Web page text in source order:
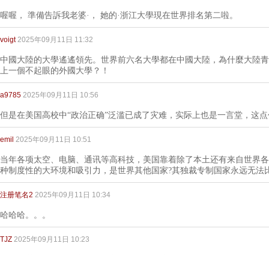
喔喔， 準備告訴我老婆·， 她的·浙江大學現在世界排名第二啦。
voigt 2025年09月11日 11:32
中國大陸的大學遙遙領先。世界前六名大學都在中國大陸，為什麼大陸
上一個不起眼的外國大學？！
a9785 2025年09月11日 10:56
但是在美国高校中“政治正确”泛滥已成了灾难，实际上也是一言堂，这
emil 2025年09月11日 10:51
当年各项太空、电脑、通讯等高科技，美国靠着除了本土还有来自世界
种制度性的大环境和吸引力，是世界其他国家?其独裁专制国家永远无法
注册笔名2 2025年09月11日 10:34
哈哈哈。。。
TJZ 2025年09月11日 10:23